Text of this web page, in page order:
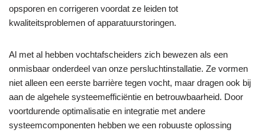
opsporen en corrigeren voordat ze leiden tot
kwaliteitsproblemen of apparatuurstoringen.
Al met al hebben vochtafscheiders zich bewezen als een
onmisbaar onderdeel van onze persluchtinstallatie. Ze vormen
niet alleen een eerste barrière tegen vocht, maar dragen ook bij
aan de algehele systeemefficiëntie en betrouwbaarheid. Door
voortdurende optimalisatie en integratie met andere
systeemcomponenten hebben we een robuuste oplossing